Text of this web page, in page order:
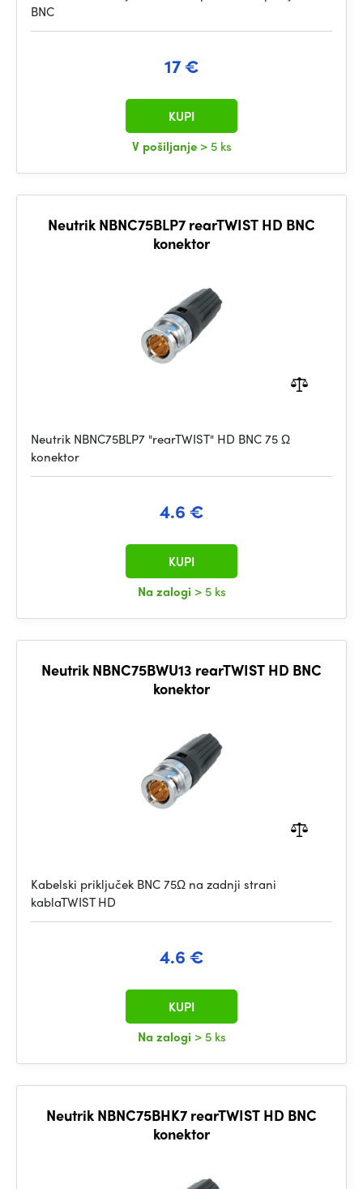
BNC
17 €
V pošiljanje > 5 ks
KUPI
Neutrik NBNC75BLP7 rearTWIST HD BNC
konektor
Neutrik NBNC75BLP7 "rearTWIST" HD BNC 75 Ω
konektor
4.6 €
Na zalogi > 5 ks
KUPI
Neutrik NBNC75BWU13 rearTWIST HD BNC
konektor
Kabelski priključek BNC 75Ω na zadnji strani
kablaTWIST HD
4.6 €
Na zalogi > 5 ks
KUPI
Neutrik NBNC75BHK7 rearTWIST HD BNC
konektor